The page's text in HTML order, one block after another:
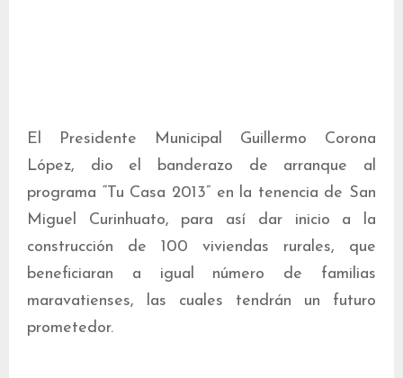
El Presidente Municipal Guillermo Corona
López, dio el banderazo de arranque al
programa “Tu Casa 2013” en la tenencia de San
Miguel Curinhuato, para así dar inicio a la
construcción de 100 viviendas rurales, que
beneficiaran a igual número de familias
maravatienses, las cuales tendrán un futuro
prometedor.